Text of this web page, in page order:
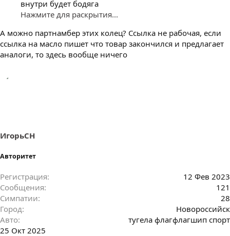
внутри будет бодяга
Нажмите для раскрытия...
А можно партнамбер этих колец? Ссылка не рабочая, если
ссылка на масло пишет что товар закончился и предлагает
аналоги, то здесь вообще ничего
ИгорьСН
Авторитет
Регистрация
12 Фев 2023
Сообщения
121
Симпатии
28
Город
Новороссийск
Авто
тугела флагфлагшип спорт
25 Окт 2025